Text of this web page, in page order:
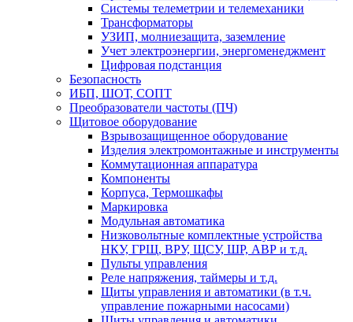
Системы телеметрии и телемеханики
Трансформаторы
УЗИП, молниезащита, заземление
Учет электроэнергии, энергоменеджмент
Цифровая подстанция
Безопасность
ИБП, ШОТ, СОПТ
Преобразователи частоты (ПЧ)
Щитовое оборудование
Взрывозащищенное оборудование
Изделия электромонтажные и инструменты
Коммутационная аппаратура
Компоненты
Корпуса, Термошкафы
Маркировка
Модульная автоматика
Низковольтные комплектные устройства
НКУ, ГРЩ, ВРУ, ЩСУ, ШР, АВР и т.д.
Пульты управления
Реле напряжения, таймеры и т.д.
Щиты управления и автоматики (в т.ч.
управление пожарными насосами)